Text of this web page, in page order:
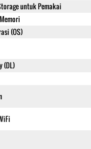
untuk Pemakai
(OS)
(DL)